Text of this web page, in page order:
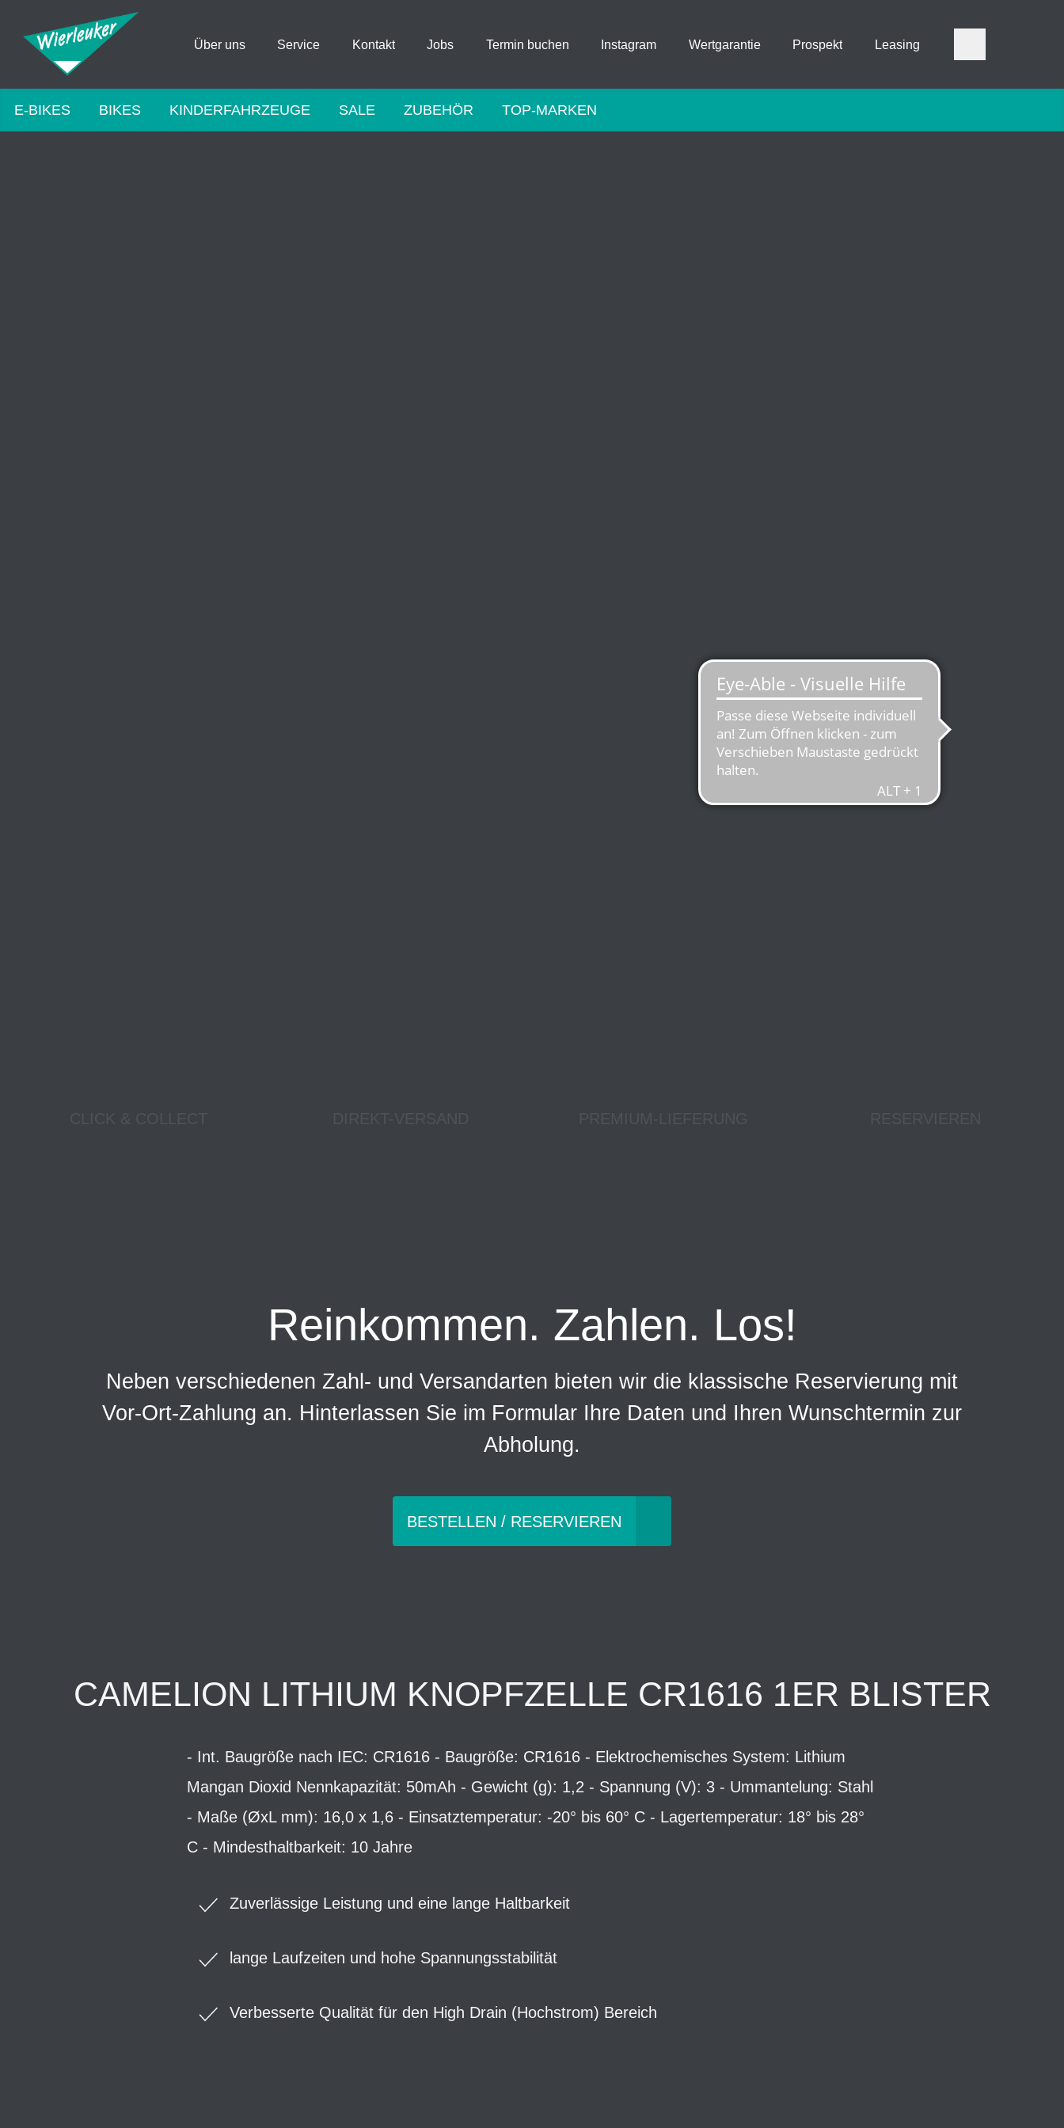
Über uns Service Kontakt Jobs Termin buchen Instagram Wertgarantie Prospekt Leasing
E-BIKES BIKES KINDERFAHRZEUGE SALE ZUBEHÖR TOP-MARKEN
Reinkommen. Zahlen. Los!
Neben verschiedenen Zahl- und Versandarten bieten wir die klassische Reservierung mit
Vor-Ort-Zahlung an. Hinterlassen Sie im Formular Ihre Daten und Ihren Wunschtermin zur
Abholung.
BESTELLEN / RESERVIEREN
CAMELION LITHIUM KNOPFZELLE CR1616 1ER BLISTER
- Int. Baugröße nach IEC: CR1616 - Baugröße: CR1616 - Elektrochemisches System: Lithium
Mangan Dioxid Nennkapazität: 50mAh - Gewicht (g): 1,2 - Spannung (V): 3 - Ummantelung: Stahl
- Maße (ØxL mm): 16,0 x 1,6 - Einsatztemperatur: -20° bis 60° C - Lagertemperatur: 18° bis 28°
C - Mindesthaltbarkeit: 10 Jahre
Zuverlässige Leistung und eine lange Haltbarkeit
lange Laufzeiten und hohe Spannungsstabilität
Verbesserte Qualität für den High Drain (Hochstrom) Bereich